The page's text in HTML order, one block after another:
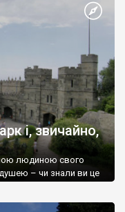
і, звичайно,
людиною свого
– чи знали ви це